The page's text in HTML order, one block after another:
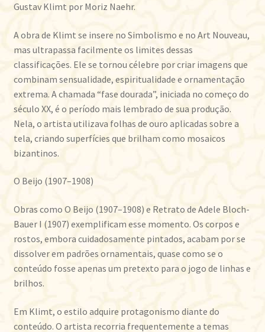
Gustav Klimt por Moriz Naehr.
A obra de Klimt se insere no Simbolismo e no Art Nouveau,
mas ultrapassa facilmente os limites dessas
classificações. Ele se tornou célebre por criar imagens que
combinam sensualidade, espiritualidade e ornamentação
extrema. A chamada “fase dourada”, iniciada no começo do
século XX, é o período mais lembrado de sua produção.
Nela, o artista utilizava folhas de ouro aplicadas sobre a
tela, criando superfícies que brilham como mosaicos
bizantinos.
O Beijo (1907–1908)
Obras como O Beijo (1907–1908) e Retrato de Adele Bloch-
Bauer I (1907) exemplificam esse momento. Os corpos e
rostos, embora cuidadosamente pintados, acabam por se
dissolver em padrões ornamentais, quase como se o
conteúdo fosse apenas um pretexto para o jogo de linhas e
brilhos.
Em Klimt, o estilo adquire protagonismo diante do
conteúdo. O artista recorria frequentemente a temas